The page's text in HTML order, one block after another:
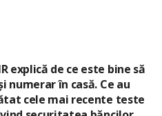
explică de ce este bine să
numerar în casă. Ce au
cele mai recente teste